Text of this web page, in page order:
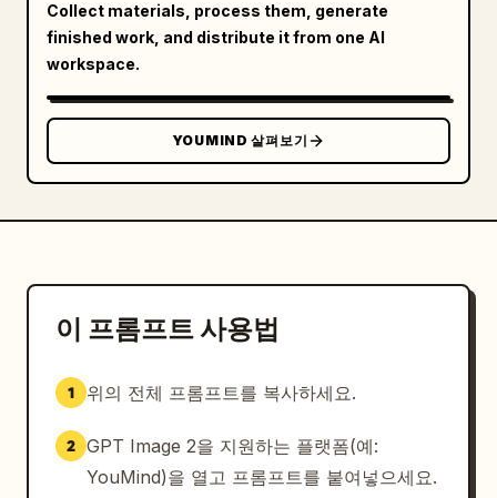
개의 장점 행을 배치합니다: 1) 왕관 아이콘, “双奢食
材 / 和牛 + 鹅肝”; 2) 뒤집개 또는 칼 아이콘, “现
点现煎 / 出汁不压扁”; 3) 치즈 아이콘, “三重芝士 /
车达+马苏+帕森”; 4) 테이크아웃 박스 아이콘, “手提
单盒 / 不塌不湿”.
가격 및 CTA: 하단 중앙 근처에 다크 브라운 색상의
现在就堕落 와 오른쪽 화살표가 포함된 둥근 테두리
의 CTA 버튼을 추가합니다.
스트 “更多美味，打开常用平台搜索”를 기재합니다. 돋
알약을 추가하고, 그 뒤에 抖音, 小红书, 美团, 大众
点评으로 라벨링 된 5개의 플랫폼 배지/아이콘과 작은
Collect materials, process them, generate
finished work, and distribute it from one AI
workspace.
YOUMIND 살펴보기
이 프롬프트 사용법
1 위의 전체 프롬프트를 복사하세요.
2 GPT Image 2을 지원하는 플랫폼(예:
YouMind)을 열고 프롬프트를 붙여넣으세요.